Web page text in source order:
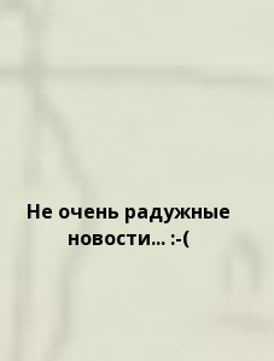
Не очень радужные
новости... :-(